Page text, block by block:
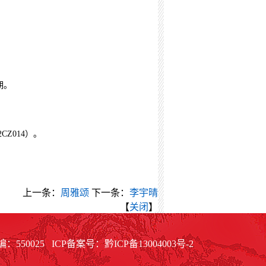
。
）。
上一条： 周雅颂 下一条： 李宇晴
【关闭 】
：550025 ICP备案号：黔ICP备13004003号-2